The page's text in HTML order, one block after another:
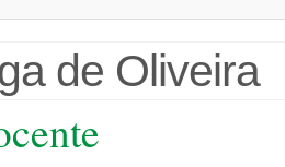
de Oliveira